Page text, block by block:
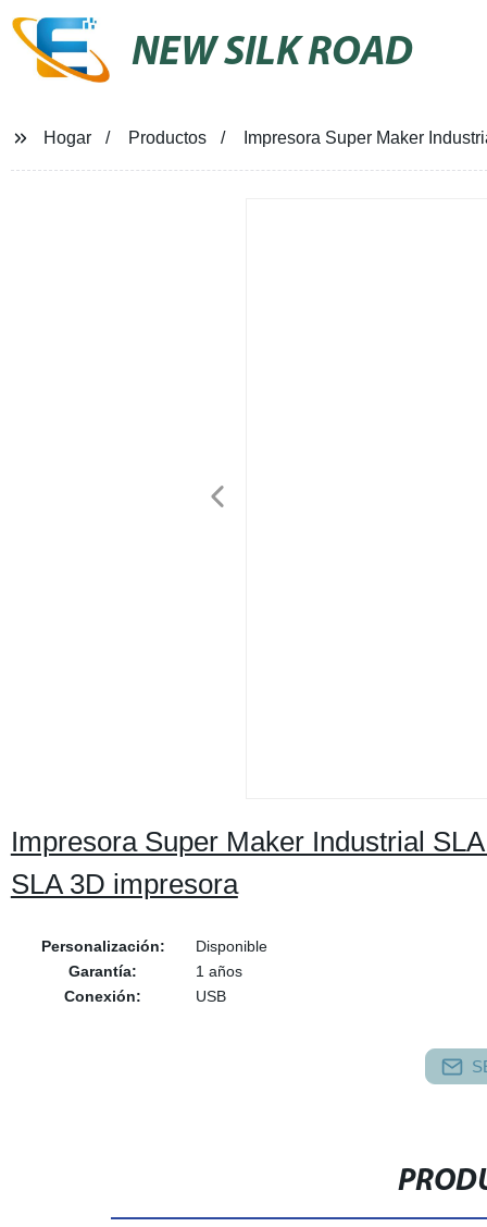
NEW SILK ROAD
Hogar Productos Impresora Super Maker
Impresora Super Maker Industrial
SLA 3D impresora
Personalización:
Disponible
Garantía:
1 años
Conexión:
USB